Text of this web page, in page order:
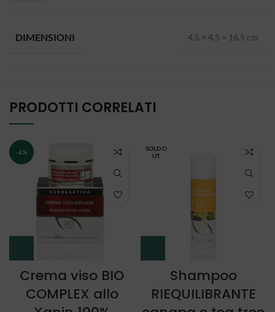
DIMENSIONI 4,5 × 4,5 × 16,5 cm
PRODOTTI CORRELATI
-6%
Crema viso BIO
COMPLEX allo
SOLD O
UT
Shampoo
RIEQUILIBRANTE